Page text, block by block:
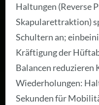
Haltungen (Reverse
Skapularettraktion)
Schultern an;
Kräftigung der
Balancen reduzieren
Wiederholungen:
Sekunden für